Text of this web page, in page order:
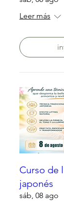
Leer más
Curso de
japonés
sáb, 08 ago